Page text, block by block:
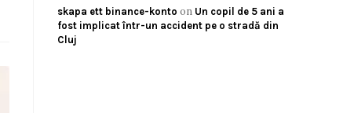
skapa ett binance-konto on Un copil de 5 ani a
fost implicat într-un accident pe o stradă din
Cluj